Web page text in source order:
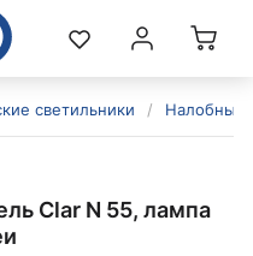
светильники / Налобные
Clar N 55, лампа